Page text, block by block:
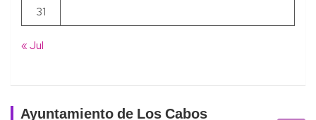
31
« Jul
Ayuntamiento de Los Cabos